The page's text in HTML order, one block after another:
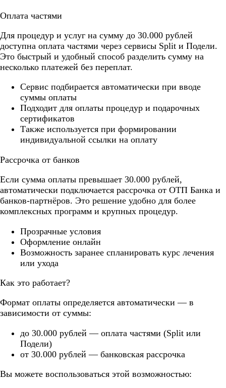
Оплата частями
Для процедур и услуг на сумму до 30.000 рублей
доступна оплата частями через сервисы Split и Подели.
Это быстрый и удобный способ разделить сумму на
несколько платежей без переплат.
Cервис подбирается автоматически при вводе
суммы оплаты
Подходит для оплаты процедур и подарочных
сертификатов
Также используется при формировании
индивидуальной ссылки на оплату
Рассрочка от банков
Если сумма оплаты превышает 30.000 рублей,
автоматически подключается рассрочка от ОТП Банка и
банков-партнёров. Это решение удобно для более
комплексных программ и крупных процедур.
Прозрачные условия
Оформление онлайн
Возможность заранее спланировать курс лечения
или ухода
Как это работает?
Формат оплаты определяется автоматически — в
зависимости от суммы:
до 30.000 рублей — оплата частями (Split или
Подели)
от 30.000 рублей — банковская рассрочка
Вы можете воспользоваться этой возможностью: